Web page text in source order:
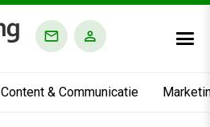
Content & Communicatie